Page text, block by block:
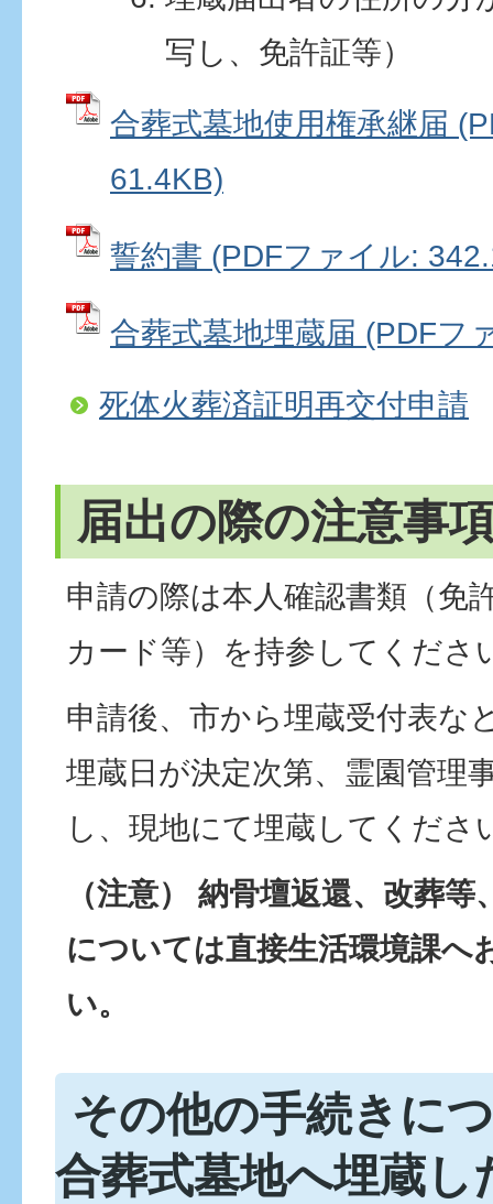
写し、免許証等）
合葬式墓地使用権承継届
61.4KB)
誓約書 (PDFファイル:
合葬式墓地埋蔵届 (PDFフ
死体火葬済証明再交付申請
届出の際の注意事
申請の際は本人確認書類（免
カード等）を持参してくださ
申請後、市から埋蔵受付表な
埋蔵日が決定次第、霊園管理
し、現地にて埋蔵してくださ
（注意） 納骨壇返還、改葬
については直接生活環境課へ
い。
その他の手続きに
合葬式墓地へ埋蔵し